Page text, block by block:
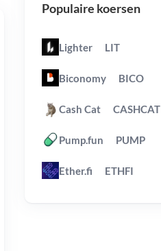
Populaire koersen
Lighter LIT
Biconomy BICO
Cash Cat CASHCAT
Pump.fun PUMP
Ether.fi ETHFI